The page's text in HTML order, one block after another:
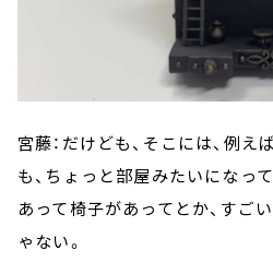
宮藤：だけども、そこには、例
も、ちょっと部屋みたいになっ
あって椅子があってとか、すご
ゃない。